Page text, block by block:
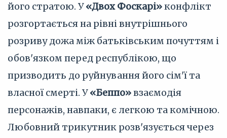
його стратою. У«Двох Фоскарі»конфлікт
розгортається на рівні внутрішнього
розриву дожа між батьківським почуттям і
обов'язком перед республікою, що
призводить до руйнування його сім'ї та
власної смерті. У«Беппо»взаємодія
персонажів, навпаки, є легкою та комічною.
Любовний трикутник розв'язується через